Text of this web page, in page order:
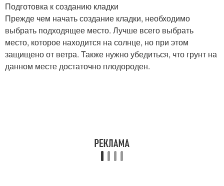
Подготовка к созданию кладки
Прежде чем начать создание кладки, необходимо
выбрать подходящее место. Лучше всего выбрать
место, которое находится на солнце, но при этом
защищено от ветра. Также нужно убедиться, что грунт на
данном месте достаточно плодороден.